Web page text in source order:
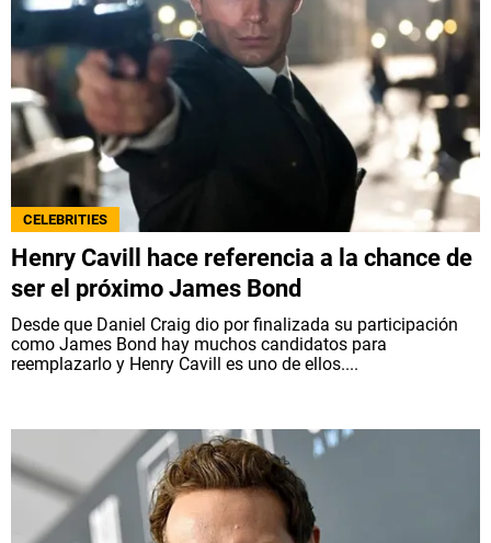
CELEBRITIES
Henry Cavill hace referencia a la chance de
ser el próximo James Bond
Desde que Daniel Craig dio por finalizada su participación
como James Bond hay muchos candidatos para
reemplazarlo y Henry Cavill es uno de ellos....